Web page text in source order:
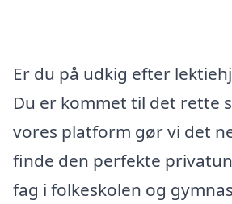
Er du på udkig efter
Du er kommet til det rette
vores platform gør vi det
finde den perfekte
fag i folkeskolen og